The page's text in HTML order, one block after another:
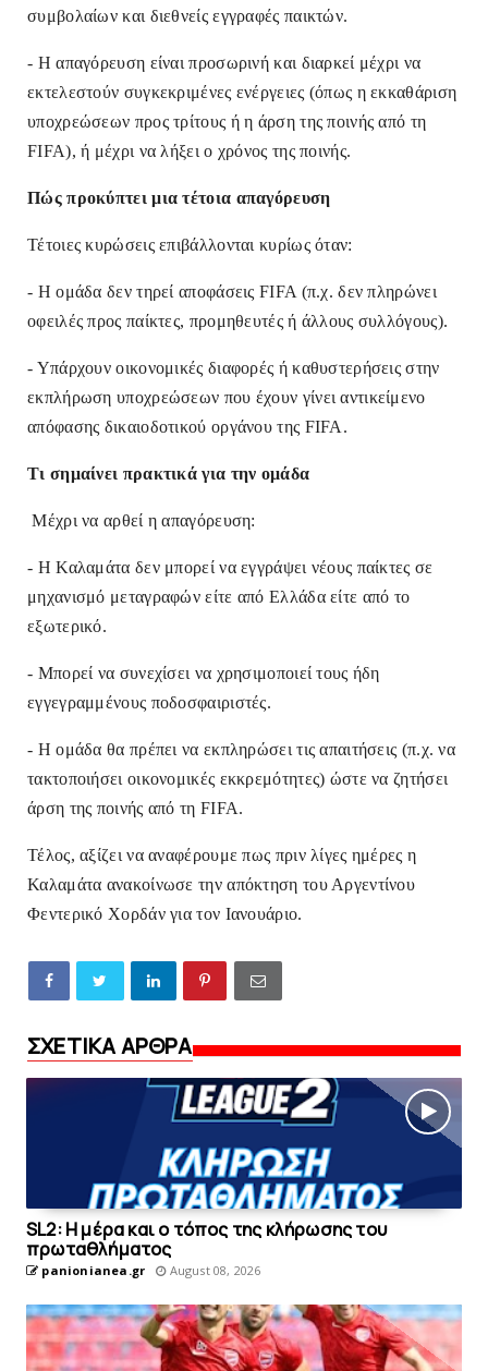
συμβολαίων και διεθνείς εγγραφές παικτών.
- Η απαγόρευση είναι προσωρινή και διαρκεί μέχρι να
εκτελεστούν συγκεκριμένες ενέργειες (όπως η εκκαθάριση
υποχρεώσεων προς τρίτους ή η άρση της ποινής από τη
FIFA), ή μέχρι να λήξει ο χρόνος της ποινής.
Πώς προκύπτει μια τέτοια απαγόρευση
Τέτοιες κυρώσεις επιβάλλονται κυρίως όταν:
- Η ομάδα δεν τηρεί αποφάσεις FIFA (π.χ. δεν πληρώνει
οφειλές προς παίκτες, προμηθευτές ή άλλους συλλόγους).
- Υπάρχουν οικονομικές διαφορές ή καθυστερήσεις στην
εκπλήρωση υποχρεώσεων που έχουν γίνει αντικείμενο
απόφασης δικαιοδοτικού οργάνου της FIFA.
Τι σημαίνει πρακτικά για την ομάδα
Μέχρι να αρθεί η απαγόρευση:
- Η Καλαμάτα δεν μπορεί να εγγράψει νέους παίκτες σε
μηχανισμό μεταγραφών είτε από Ελλάδα είτε από το
εξωτερικό.
- Μπορεί να συνεχίσει να χρησιμοποιεί τους ήδη
εγγεγραμμένους ποδοσφαιριστές.
- Η ομάδα θα πρέπει να εκπληρώσει τις απαιτήσεις (π.χ. να
τακτοποιήσει οικονομικές εκκρεμότητες) ώστε να ζητήσει
άρση της ποινής από τη FIFA.
Τέλος, αξίζει να αναφέρουμε πως πριν λίγες ημέρες η
Καλαμάτα ανακοίνωσε την απόκτηση του Αργεντίνου
Φεντερικό Χορδάν για τον Ιανουάριο.
ΣΧΕΤΙΚΑ ΑΡΘΡΑ
SL2: Η μέρα και ο τόπος της κλήρωσης του
πρωταθλήματος
panionianea.gr August 08, 2026